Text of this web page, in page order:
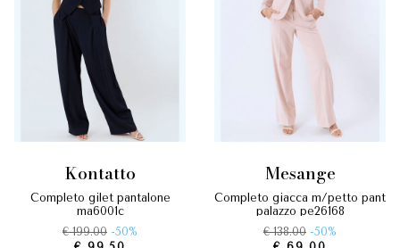
kontatto
completo gilet pantalone
ma6001c
€ 199.00 -50%
mesange
completo giacca m/petto pant
palazzo pe26168
€ 138.00 -50%